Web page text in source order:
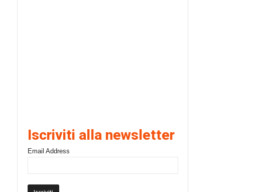
Iscriviti alla newsletter
Email Address